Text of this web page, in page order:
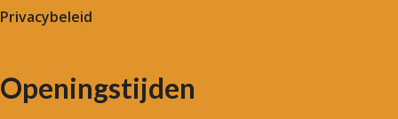
Privacybeleid
Openingstijden